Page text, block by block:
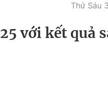
Thứ Sáu
với kết quả